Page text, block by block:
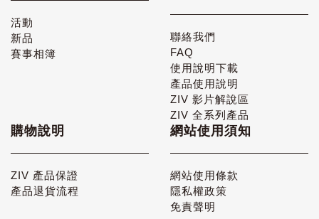
活動
新品
賽事相簿
聯絡我們
FAQ
使用說明下載
產品使用說明
ZIV 影片解說區
ZIV 全系列產品
購物說明
ZIV 產品保證
產品退貨流程
網站使用須知
網站使用條款
隱私權政策
免責聲明